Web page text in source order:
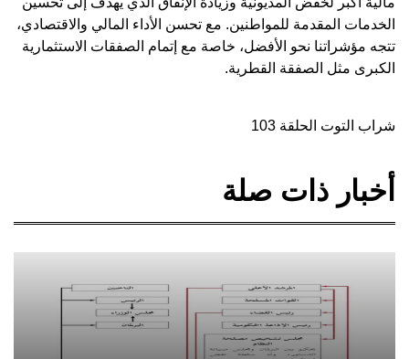
الخدمات المقدمة للمواطنين. مع تحسن الأداء المالي والاقتصادي،
تتجه مؤشراتنا نحو الأفضل، خاصة مع إتمام الصفقات الاستثمارية
الكبرى مثل الصفقة القطرية.
شراب التوت الحلقة 103
أخبار ذات صلة